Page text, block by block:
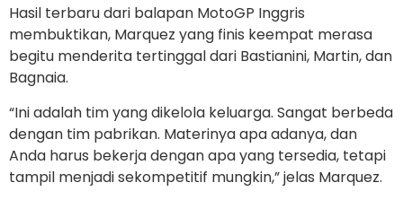
Hasil terbaru dari balapan MotoGP Inggris
membuktikan, Marquez yang finis keempat merasa
begitu menderita tertinggal dari Bastianini, Martin, dan
Bagnaia.
“Ini adalah tim yang dikelola keluarga. Sangat berbeda
dengan tim pabrikan. Materinya apa adanya, dan
Anda harus bekerja dengan apa yang tersedia, tetapi
tampil menjadi sekompetitif mungkin,” jelas Marquez.